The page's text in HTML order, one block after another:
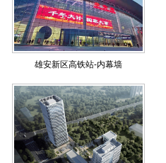
雄安新区高铁站-内幕墙